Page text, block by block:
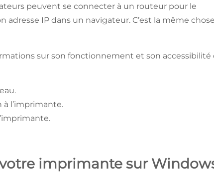
peuvent se connecter à un routeur pour le
IP dans un navigateur. C’est la même chose
sur son fonctionnement et son accessibilité
l’imprimante.
imprimante sur